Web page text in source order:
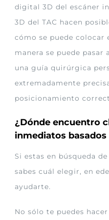
digital 3D del escáner
3D del TAC hacen
cómo se puede colocar
manera se puede
una guía quirúrgica
extremadamente
posicionamiento
¿Dónde encuentro
inmediatos
Si estas en búsqueda de
sabes cuál elegir, en
ayudarte.
No sólo te puedes